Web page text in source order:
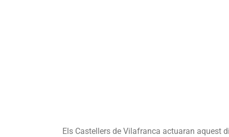
Els Castellers de Vilafranca actuaran aquest